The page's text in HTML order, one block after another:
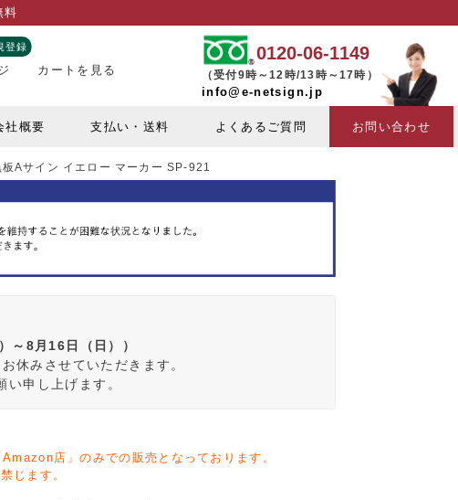
料
登録
カートを見る
0120-06-1149
（受付9時～12時/13時～17時）
info@e-netsign.jp
社概要 支払い・送料 よくあるご質問 お問い合わせ
Aサイン イエロー マーカー SP-921
～8月16日（日））
休みさせていただきます。
申し上げます。
店」のみでの販売となっております。
じます。